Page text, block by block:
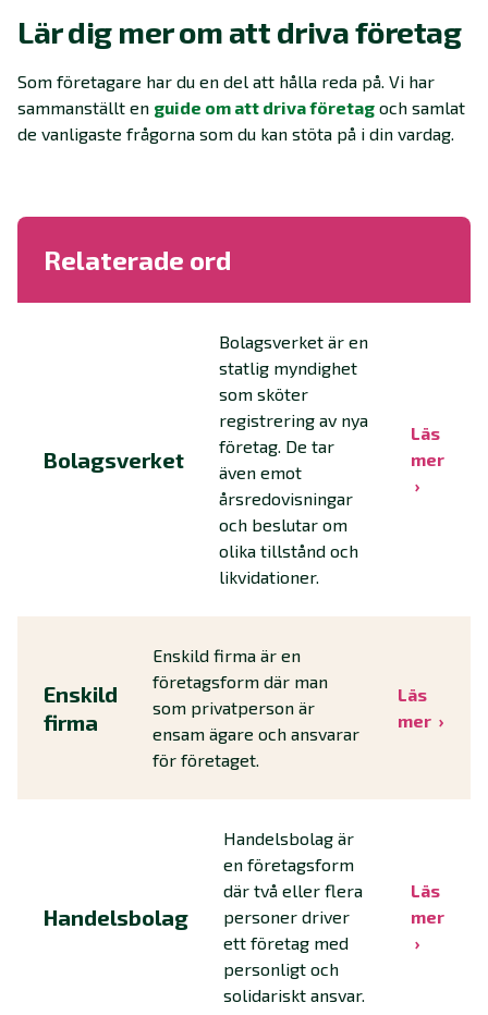
Lär dig mer om att driva företag
Som företagare har du en del att hålla reda på. Vi har
sammanställt en guide om att driva företag och samlat
de vanligaste frågorna som du kan stöta på i din vardag.
Relaterade ord
Bolagsverket
Bolagsverket är en
statlig myndighet
som sköter
registrering av nya
företag. De tar
även emot
årsredovisningar
och beslutar om
olika tillstånd och
likvidationer.
Läs
mer
Enskild
firma
Enskild firma är en
företagsform där man
som privatperson är
ensam ägare och ansvarar
för företaget.
Läs
mer
Handelsbolag
Handelsbolag är
en företagsform
där två eller flera
personer driver
ett företag med
personligt och
solidariskt ansvar.
Läs
mer